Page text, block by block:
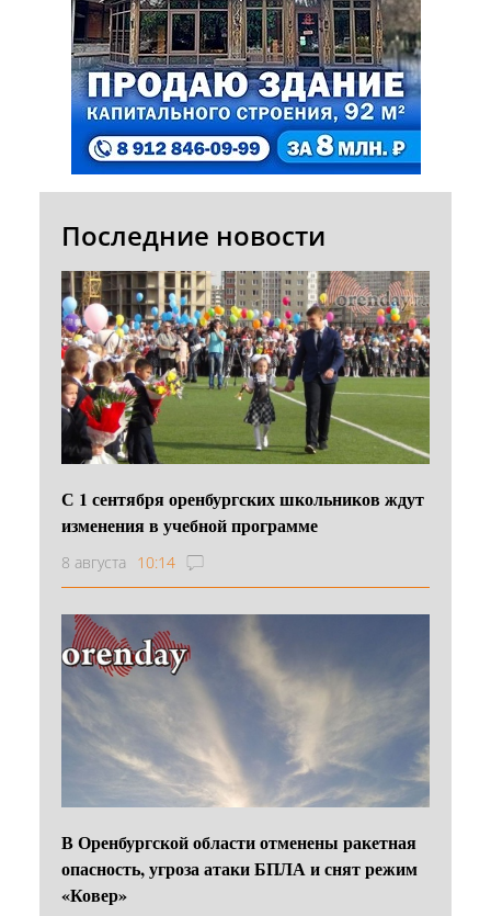
Последние новости
С 1 сентября оренбургских школьников ждут
изменения в учебной программе
8 августа 10:14
В Оренбургской области отменены ракетная
опасность, угроза атаки БПЛА и снят режим
«Ковер»